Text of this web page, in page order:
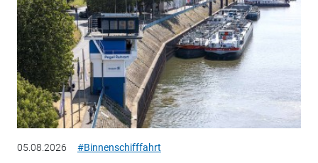
05.08.2026 #Binnenschifffahrt